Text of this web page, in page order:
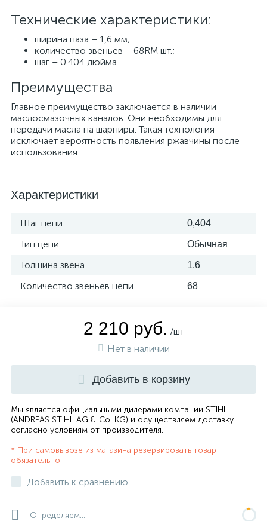
Технические характеристики:
ширина паза – 1,6 мм;
количество звеньев – 68RM шт.;
шаг – 0.404 дюйма.
Преимущества
Главное преимущество заключается в наличии
маслосмазочных каналов. Они необходимы для
передачи масла на шарниры. Такая технология
исключает вероятность появления ржавчины после
использования.
Характеристики
Шаг цепи 0,404
Тип цепи Обычная
Толщина звена 1,6
Количество звеньев цепи 68
2 210 руб. /шт
Нет в наличии
Добавить в корзину
Мы является официальными дилерами компании STIHL
(ANDREAS STIHL AG & Co. KG) и осуществляем доставку
согласно условиям от производителя.
* При самовывозе из магазина резервировать товар
обязательно!
Добавить к сравнению
Определяем...